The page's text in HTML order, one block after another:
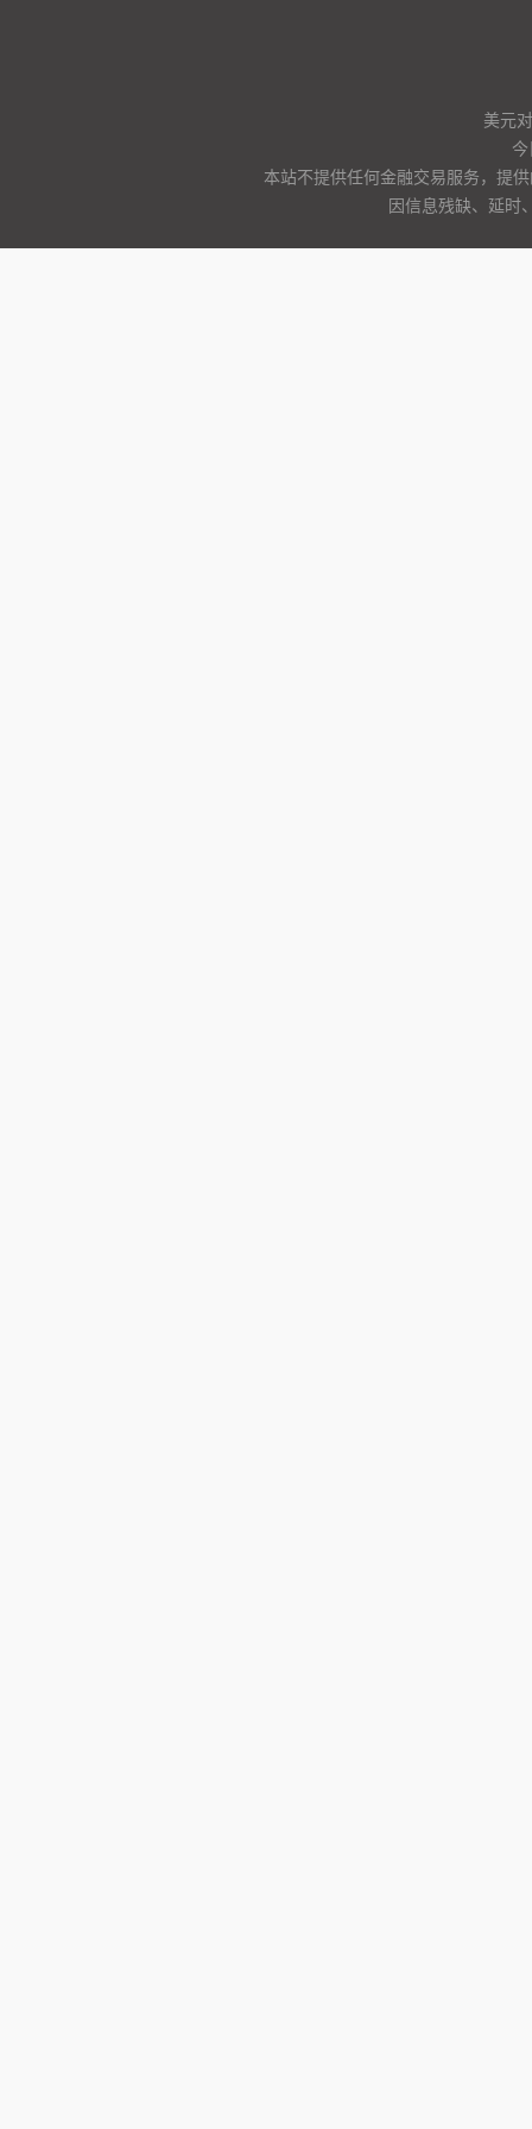
美元
本站不提供任何金融交易服务，提
因信息残缺、延时